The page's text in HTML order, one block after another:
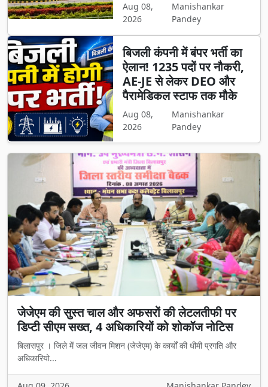
Aug 08,
2026
Manishankar
Pandey
बिजली कंपनी में बंपर भर्ती का
ऐलान! 1235 पदों पर नौकरी,
AE-JE से लेकर DEO और
पैरामेडिकल स्टाफ तक मौके
Aug 08,
2026
Manishankar
Pandey
जेजेएम की सुस्त चाल और अफसरों की लेटलतीफी पर
डिप्टी सीएम सख्त, 4 अधिकारियों को शोकॉज नोटिस
बिलासपुर । जिले में जल जीवन मिशन (जेजेएम) के कार्यों की धीमी प्रगति और
अधिकारियो...